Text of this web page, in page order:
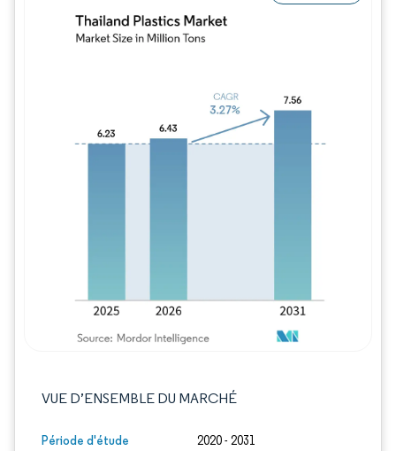
VUE D’ENSEMBLE DU MARCHÉ
Période d'étude 2020 - 2031